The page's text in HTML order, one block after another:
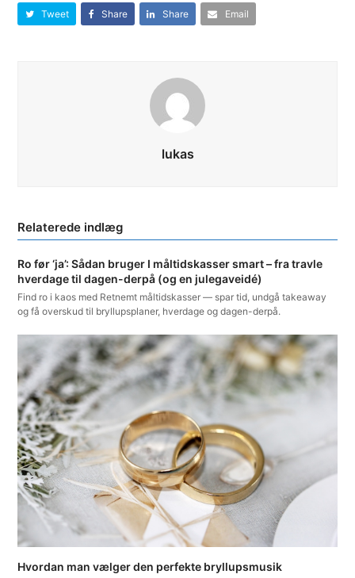
Tweet Share Share Email
lukas
Ro før ‘ja’: Sådan bruger I måltidskasser smart – fra travle
hverdage til dagen-derpå (og en julegaveidé)
Find ro i kaos med Retnemt måltidskasser — spar tid, undgå takeaway
og få overskud til bryllupsplaner, hverdage og dagen-derpå.
Hvordan man vælger den perfekte bryllupsmusik